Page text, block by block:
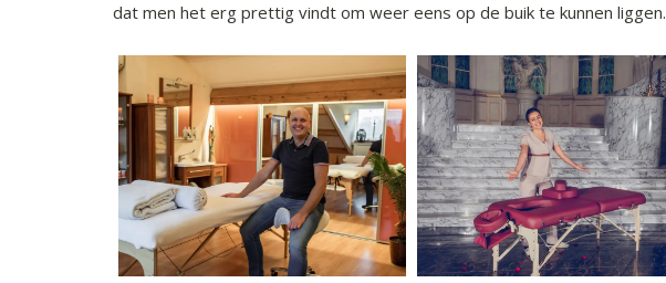
dat men het erg prettig vindt om weer eens op de buik te kunnen liggen.